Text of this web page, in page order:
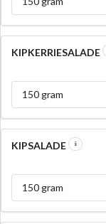
KIPKERRIESALADE
150 gram
KIPSALADE
150 gram